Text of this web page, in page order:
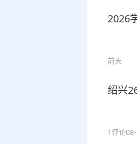
2026
前天
绍兴
1评论